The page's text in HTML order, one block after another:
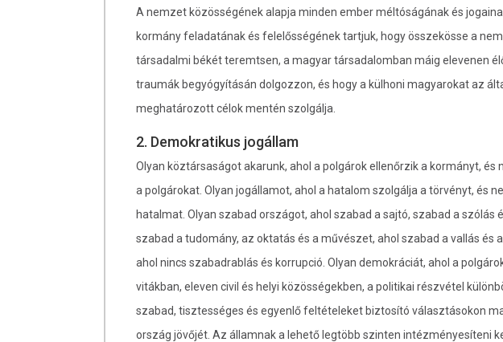
A nemzet közösségének alapja minden ember méltóságának és
kormány feladatának és felelősségének tartjuk, hogy összekösse a
társadalmi békét teremtsen, a magyar társadalomban máig elevenen
traumák begyógyításán dolgozzon, és hogy a külhoni magyarokat az
meghatározott célok mentén szolgálja.
2. Demokratikus jogállam
Olyan köztársaságot akarunk, ahol a polgárok ellenőrzik a kormányt, és
a polgárokat. Olyan jogállamot, ahol a hatalom szolgálja a törvényt, és
hatalmat. Olyan szabad országot, ahol szabad a sajtó, szabad a szólás
szabad a tudomány, az oktatás és a művészet, ahol szabad a vallás és
ahol nincs szabadrablás és korrupció. Olyan demokráciát, ahol a
vitákban, eleven civil és helyi közösségekben, a politikai részvétel
szabad, tisztességes és egyenlő feltételeket biztosító választásokon
ország jövőjét. Az államnak a lehető legtöbb szinten intézményesíteni